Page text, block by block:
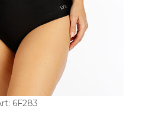
6F283